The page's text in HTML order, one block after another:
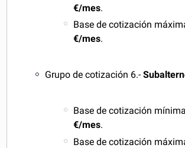
€/mes.
Base de cotización
€/mes.
Grupo de cotización 6.-
Base de cotización
€/mes.
Base de cotización